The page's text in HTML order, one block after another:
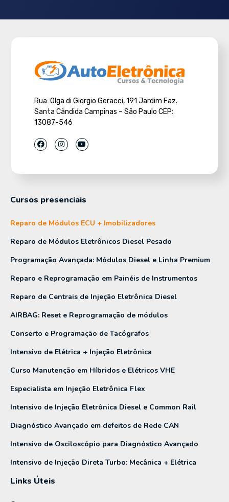
Rua: Olga di Giorgio Geracci, 191 Jardim Faz.
Santa Cândida Campinas – São Paulo CEP:
13087-546
Cursos presenciais
Reparo de Módulos ECU + Imobilizadores
Reparo de Módulos Eletrônicos Diesel Pesado
Programação Avançada: Módulos Diesel e Linha Premium
Reparo e Reprogramação em Painéis de Instrumentos
Reparo de Centrais de Injeção Eletrônica Diesel
AIRBAG: Reset e Reprogramação de módulos
Conserto e Programação de Tacógrafos
Intensivo de Elétrica + Injeção Eletrônica
Curso Manutenção em Híbridos e Elétricos VHE
Especialista em Injeção Eletrônica Flex
Intensivo de Injeção Eletrônica Diesel e Common Rail
Diagnóstico Avançado em defeitos de Rede CAN
Intensivo de Osciloscópio para Diagnóstico Avançado
Intensivo de Injeção Direta Turbo: Mecânica + Elétrica
Links Úteis